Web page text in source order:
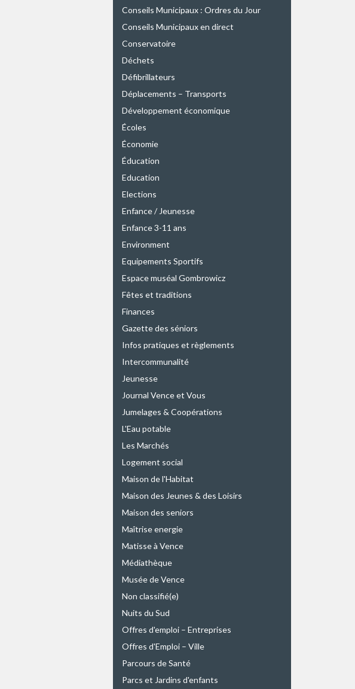
Conseils Municipaux : Ordres du Jour
Conseils Municipaux en direct
Conservatoire
Déchets
Défibrillateurs
Déplacements – Transports
Développement économique
Écoles
Économie
Éducation
Education
Elections
Enfance / Jeunesse
Enfance 3-11 ans
Environment
Equipements Sportifs
Espace muséal Gombrowicz
Fêtes et traditions
Finances
Gazette des séniors
Infos pratiques et règlements
Intercommunalité
Jeunesse
Journal Vence et Vous
Jumelages & Coopérations
L'Eau potable
Les Marchés
Logement social
Maison de l'Habitat
Maison des Jeunes & des Loisirs
Maison des seniors
Maîtrise energie
Matisse à Vence
Médiathèque
Musée de Vence
Non classifié(e)
Nuits du Sud
Offres d'emploi – Entreprises
Offres d'Emploi – Ville
Parcours de Santé
Parcs et Jardins d'enfants